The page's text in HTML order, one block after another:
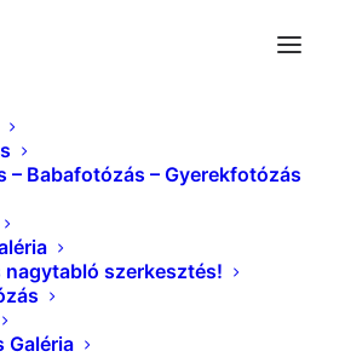
Babafotózás – Gyerekfotózás
szerkesztés!
Galéria
Esküvő_Kincses_Foto_0126